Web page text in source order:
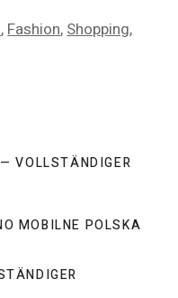
Fashion Shopping
VOLLSTÄNDIGER
MOBILNE POLSKA